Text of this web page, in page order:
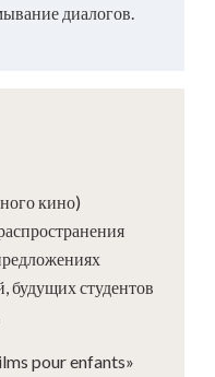
диалогов.
кино)
будущих студентов
pour enfants»